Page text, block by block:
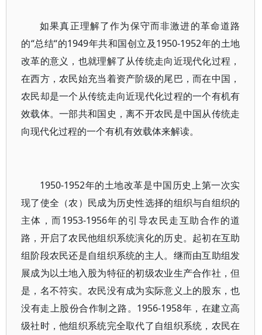
如果真正理解了作为保守而非激进的革命道路
的“总结“的1949年共和国创立及1950-1952年的土地
改革的意义，也就理解了从传统走向近现代化过程，
在西方，农民始充当着资产阶级的尾巴，而在中国，
农民却是一个从传统走向近现代化过程的一个有机有
效载体。一部共和国史，离不开农民是中国从传统走
向现代化过程的一个有机有效载体来解读。
1950-1952年的土地改革是中国历史上第一次实
现了使全（农）民成为历史性选择的组织与自组织的
主体，而1953-1956年的引导农民走互助合作的道
路，开启了农民他组织系统演化的历史。起初在互助
组阶段农民还是自组织系统的主人。继而由互助组发
展成为以土地入股为特征的初级农业生产合作社，但
是，名不符实。农民没有成为实际意义上的股东，也
没有走上股份合作制之路。1956-1958年，在建立高
级社时，他组织系统完全取代了自组织系统，农民在